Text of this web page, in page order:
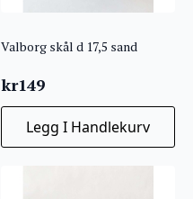
Valborg skål d 17,5 sand
kr149
Legg I Handlekurv